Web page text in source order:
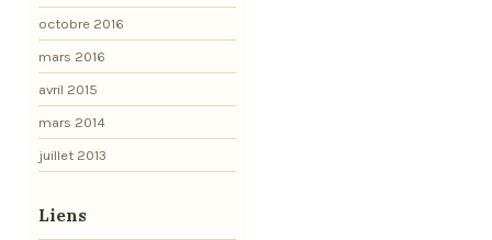
octobre 2016
mars 2016
avril 2015
mars 2014
juillet 2013
Liens